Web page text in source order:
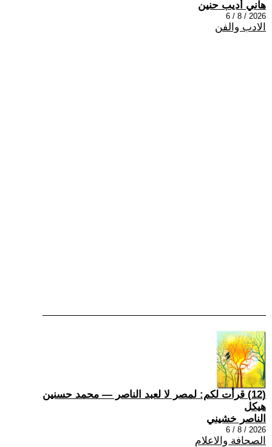
هاني أديب حنين
2026 / 8 / 6
الادب والفن
(12) قرأت لكم: لمصر لا لعبد الناصر — محمد حسنين
هيكل
الناصر خشيني
2026 / 8 / 6
الصحافة والاعلام